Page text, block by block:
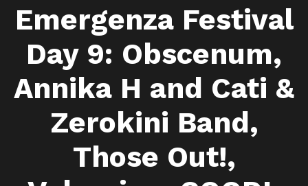
Emergenza Festival
Day 9: Obscenum,
Annika H and Cati &
Zerokini Band,
Those Out!,